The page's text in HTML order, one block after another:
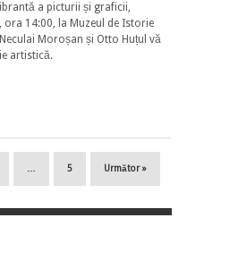
a picturii și graficii,
ora 14:00, la Muzeul de Istorie
Moroșan și Otto Huțul vă
artistică.
5 Următor »